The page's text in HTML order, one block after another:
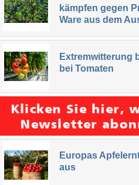
kämpfen gegen
Ware aus dem
Extremwitterung
bei Tomaten
Europas
aus